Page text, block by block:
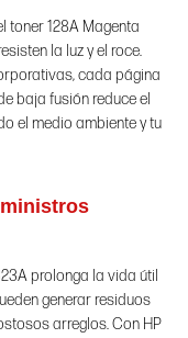
toner 128A Magenta
la luz y el roce.
cada página
baja fusión reduce el
el medio ambiente y tu
prolonga la vida útil
generar residuos
arreglos. Con HP